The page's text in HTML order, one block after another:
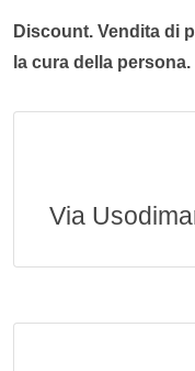
Discount. Vendita di
la cura della persona.
Via